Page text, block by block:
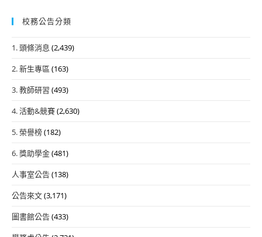
校務公告分類
1. 頭條消息 (2,439)
2. 新生專區 (163)
3. 教師研習 (493)
4. 活動&競賽(2,630)
5. 榮譽榜(182)
6. 獎助學金(481)
人事室公告(138)
公告來文(3,171)
圖書館公告(433)